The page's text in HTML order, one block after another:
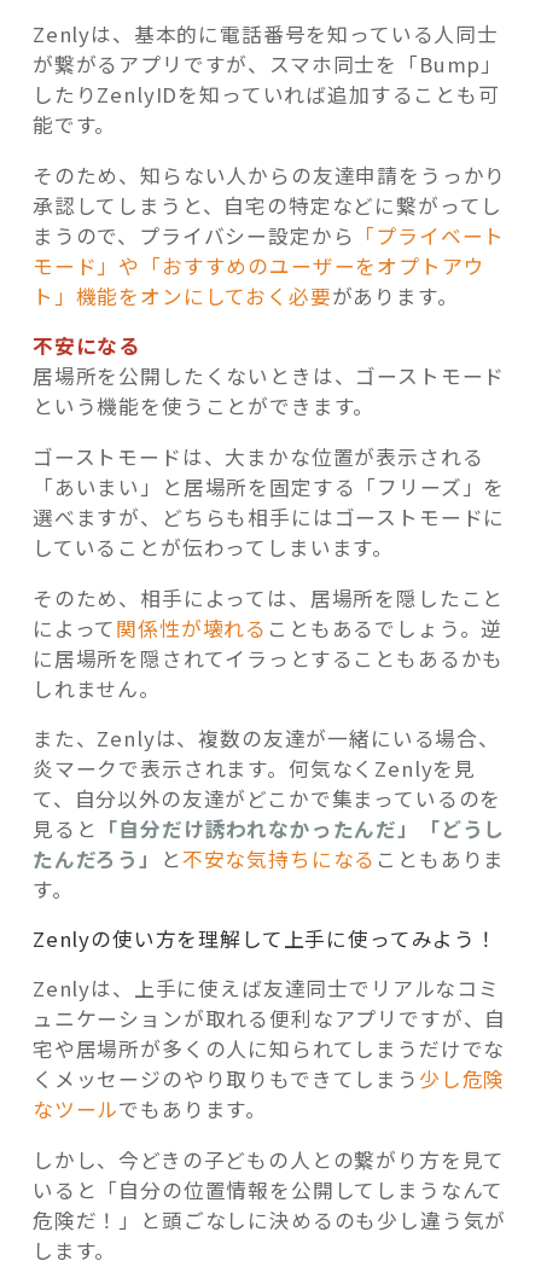
Zenlyは、基本的に電話番号を知っている人同士
が繋がるアプリですが、スマホ同士を「Bump」
したりZenlyIDを知っていれば追加することも可
能です。
そのため、知らない人からの友達申請をうっかり
承認してしまうと、自宅の特定などに繋がってし
まうので、プライバシー設定から 「プライベート
モード」や「おすすめのユーザーをオプトアウ
ト」機能をオンにしておく必要があります。
不安になる
居場所を公開したくないときは、ゴーストモード
という機能を使うことができます。
ゴーストモードは、大まかな位置が表示される
「あいまい」と居場所を固定する「フリーズ」を
選べますが、どちらも相手にはゴーストモードに
していることが伝わってしまいます。
そのため、相手によっては、居場所を隠したこと
によって関係性が壊れる こともあるでしょう。逆
に居場所を隠されてイラっとすることもあるかも
しれません。
また、Zenlyは、複数の友達が一緒にいる場合、
炎マークで表示されます。何気なくZenlyを見
て、自分以外の友達がどこかで集まっているのを
見ると 「自分だけ誘われなかったんだ」「どうし
たんだろう」
と不安な気持ちになる こともありま
す。
Zenlyの使い方を理解して上手に使ってみよう！
Zenlyは、上手に使えば友達同士でリアルなコミ
ュニケーションが取れる便利なアプリですが、自
宅や居場所が多くの人に知られてしまうだけでな
くメッセージのやり取りもできてしまう 少し危険
なツールでもあります。
しかし、今どきの子どもの人との繋がり方を見て
いると「自分の位置情報を公開してしまうなんて
危険だ！」と頭ごなしに決めるのも少し違う気が
します。